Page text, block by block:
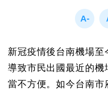
新冠疫情後台南機場至
導致市民出國最近的
當不方便。如今台南市